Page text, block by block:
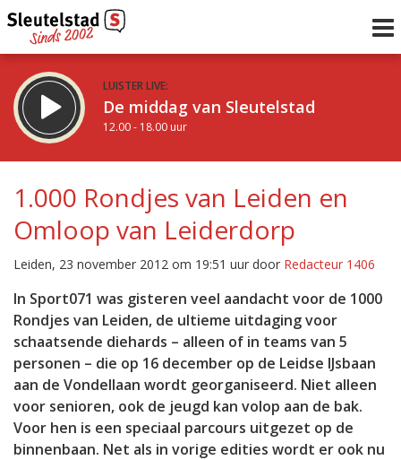
LUISTER LIVE:
De middag van Sleutelstad
12.00 - 18.00 uur
De avond van Sleutelstad
18.00 - 21.00 uur
Vorig uur
uur 1 van 0
Inklappen
1.000 Rondjes van Leiden en
Omloop van Leiderdorp
Leiden, 23 november 2012 om 19:51 uur door Redacteur 1406
In Sport071 was gisteren veel aandacht voor de 1000
Rondjes van Leiden, de ultieme uitdaging voor
schaatsende diehards – alleen of in teams van 5
personen – die op 16 december op de Leidse IJsbaan
aan de Vondellaan wordt georganiseerd. Niet alleen
voor senioren, ook de jeugd kan volop aan de bak.
Voor hen is een speciaal parcours uitgezet op de
binnenbaan. Net als in vorige edities wordt er ook nu